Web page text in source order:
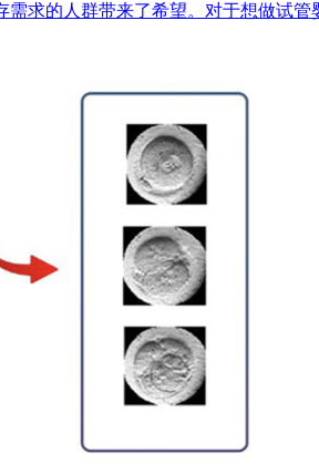
求的人群带来了希望。对于想做试管